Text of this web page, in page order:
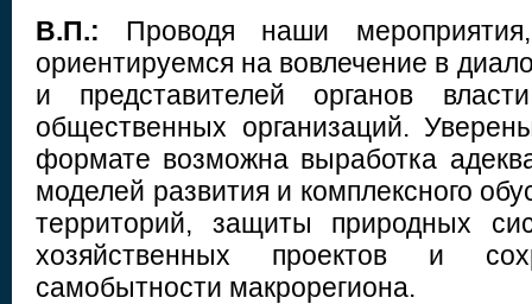
В.П.: Проводя наши
ориентируемся на вовлечение в
и представителей органов
общественных организаций.
формате возможна выработка
моделей развития и комплексного
территорий, защиты природных
хозяйственных проектов и
самобытности макрорегиона.